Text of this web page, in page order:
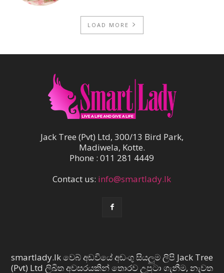
LOAD MORE
Jack Tree (Pvt) Ltd, 300/13 Bird Park,
Madiwela, Kotte.
Phone : 011 281 4449
Contact us: info@smartlady.lk
smartlady.lk වෙබ් අඩවියේ අඩංගු සියලුම ලිපි Jack Tree
(Pvt) Ltd ලිඛිත අවසරයකින් තොරව උපුටා ගැනීම, නැවත